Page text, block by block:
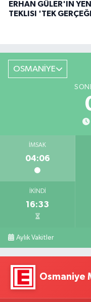
ERHAN GÜLER'IN YENI
TEKLISI 'TEK
OSMANİYE
İMSAK
04:06
İKINDI
16:33
Aylık Vakitler
Osmaniye